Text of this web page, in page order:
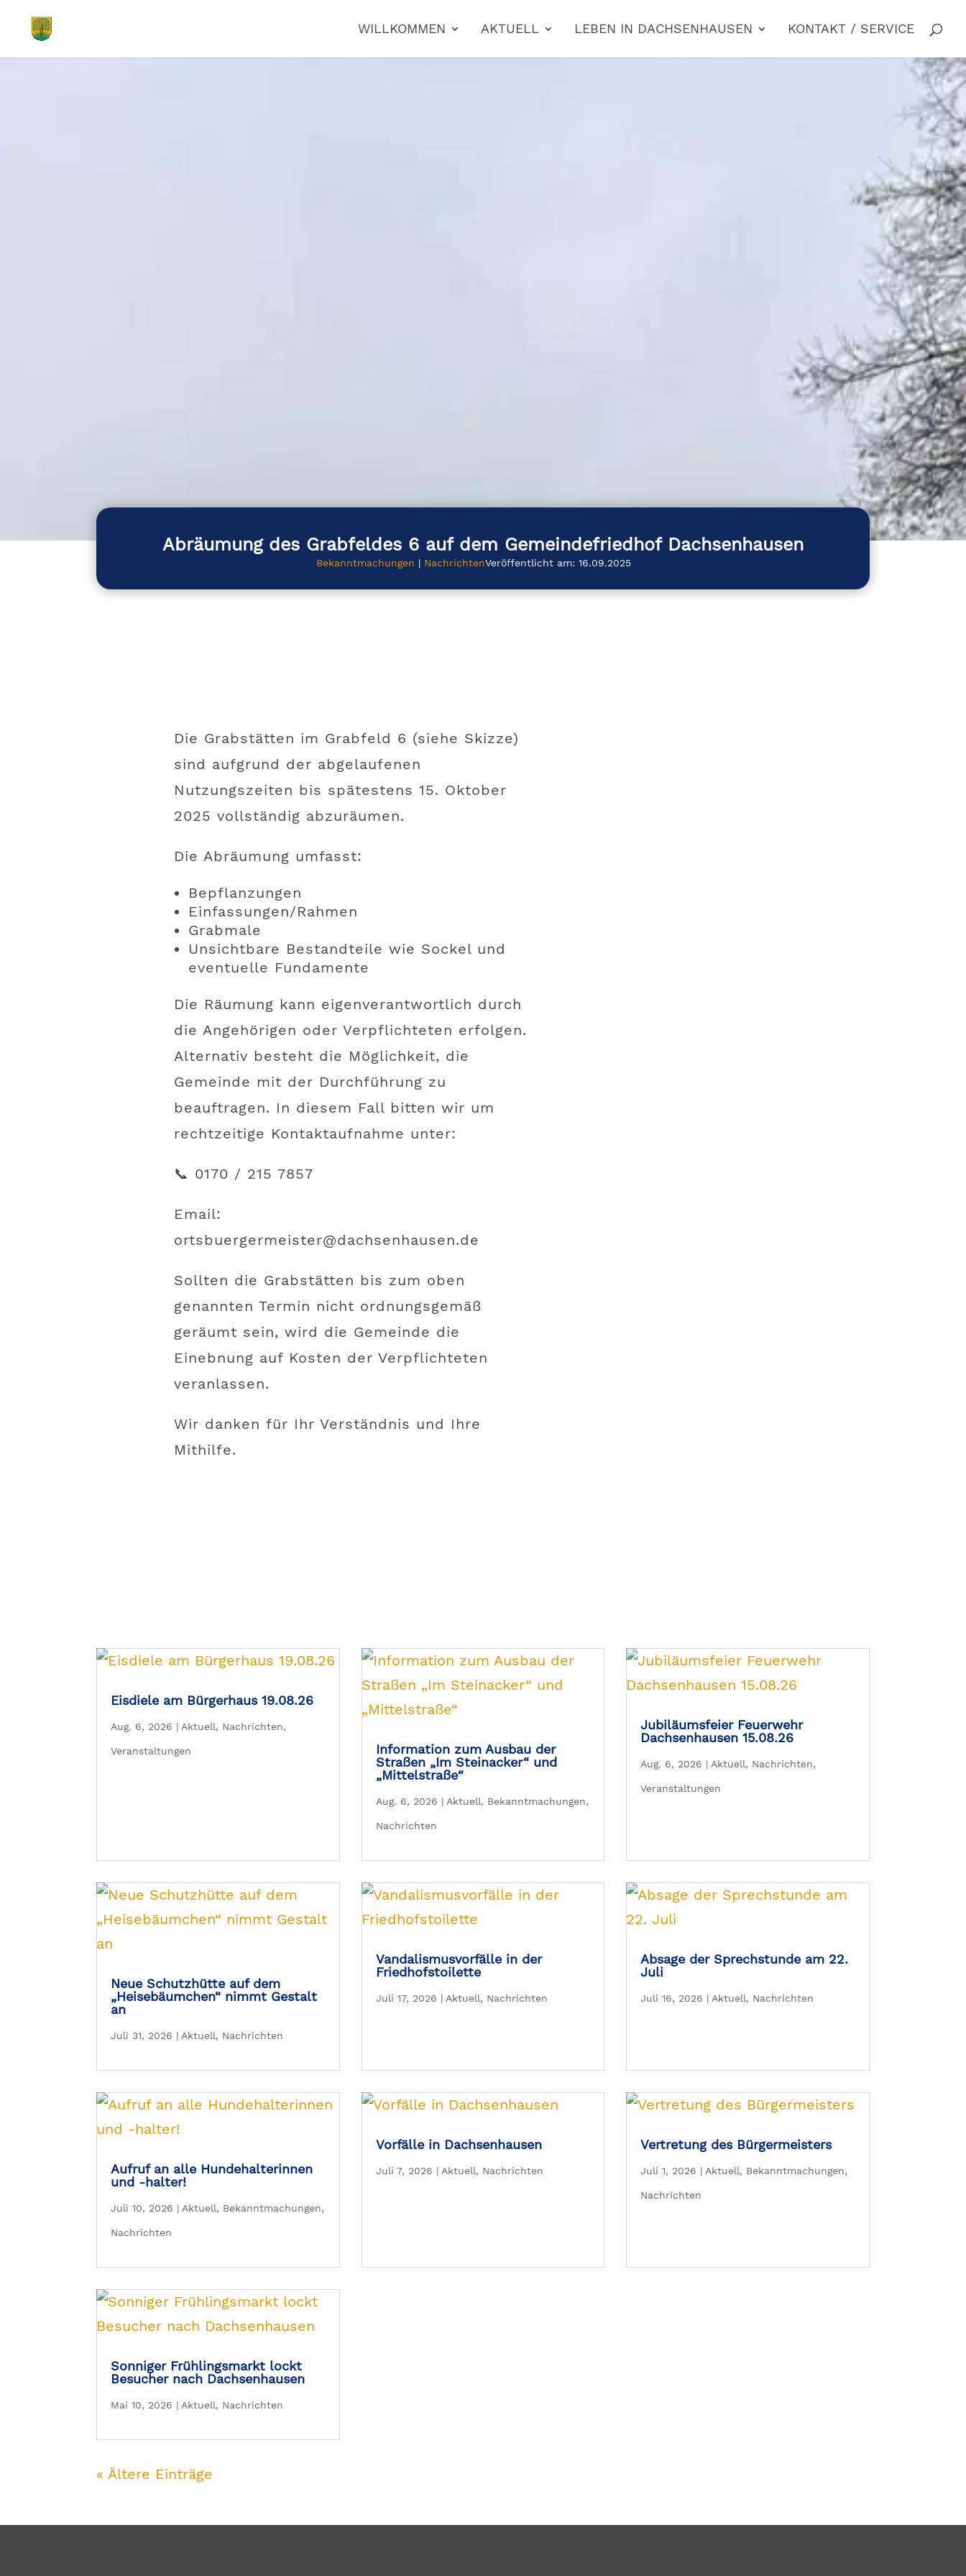
WILLKOMMEN AKTUELL LEBEN IN DACHSENHAUSEN KONTAKT / SERVICE
Abräumung des Grabfeldes 6 auf dem Gemeindefriedhof Dachsenhausen
Bekanntmachungen | NachrichtenVeröffentlicht am: 16.09.2025
Die Grabstätten im Grabfeld 6 (siehe Skizze)
sind aufgrund der abgelaufenen
Nutzungszeiten bis spätestens 15. Oktober
2025 vollständig abzuräumen.
Die Abräumung umfasst:
Bepflanzungen
Einfassungen/Rahmen
Grabmale
Unsichtbare Bestandteile wie Sockel und
eventuelle Fundamente
Die Räumung kann eigenverantwortlich durch
die Angehörigen oder Verpflichteten erfolgen.
Alternativ besteht die Möglichkeit, die
Gemeinde mit der Durchführung zu
beauftragen. In diesem Fall bitten wir um
rechtzeitige Kontaktaufnahme unter:
📞 0170 / 215 7857
Email:
ortsbuergermeister@dachsenhausen.de
Sollten die Grabstätten bis zum oben
genannten Termin nicht ordnungsgemäß
geräumt sein, wird die Gemeinde die
Einebnung auf Kosten der Verpflichteten
veranlassen.
Wir danken für Ihr Verständnis und Ihre
Mithilfe.
Eisdiele am Bürgerhaus 19.08.26
Aug. 6, 2026 | Aktuell, Nachrichten,
Veranstaltungen
Information zum Ausbau der
Straßen „Im Steinacker“ und
„Mittelstraße“
Aug. 6, 2026 | Aktuell, Bekanntmachungen,
Nachrichten
Jubiläumsfeier Feuerwehr
Dachsenhausen 15.08.26
Aug. 6, 2026 | Aktuell, Nachrichten,
Veranstaltungen
Neue Schutzhütte auf dem
„Heisebäumchen“ nimmt Gestalt
an
Juli 31, 2026 | Aktuell, Nachrichten
Vandalismusvorfälle in der
Friedhofstoilette
Juli 17, 2026 | Aktuell, Nachrichten
Absage der Sprechstunde am 22.
Juli
Juli 16, 2026 | Aktuell, Nachrichten
Aufruf an alle Hundehalterinnen
und -halter!
Juli 10, 2026 | Aktuell, Bekanntmachungen,
Nachrichten
Vorfälle in Dachsenhausen
Juli 7, 2026 | Aktuell, Nachrichten
Vertretung des Bürgermeisters
Juli 1, 2026 | Aktuell, Bekanntmachungen,
Nachrichten
Sonniger Frühlingsmarkt lockt
Besucher nach Dachsenhausen
Mai 10, 2026 | Aktuell, Nachrichten
« Ältere Einträge